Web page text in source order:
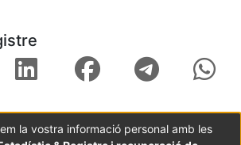
la vostra informació personal amb les